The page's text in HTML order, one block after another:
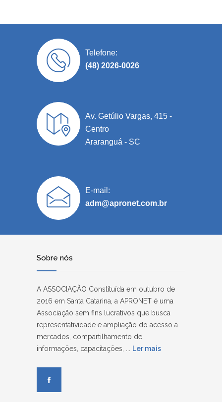
Telefone:
(48) 2026-0026
Av. Getúlio Vargas, 415 -
Centro
Araranguá - SC
E-mail:
adm@apronet.com.br
Sobre nós
A ASSOCIAÇÃO Constituída em outubro de
2016 em Santa Catarina, a APRONET é uma
Associação sem fins lucrativos que busca
representatividade e ampliação do acesso a
mercados, compartilhamento de
informações, capacitações, ... Ler mais